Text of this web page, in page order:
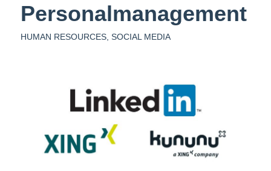
Personalmanagement
HUMAN RESOURCES, SOCIAL MEDIA